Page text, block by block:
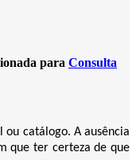
para Consulta
ou catálogo. Aausência
que ter certeza de que